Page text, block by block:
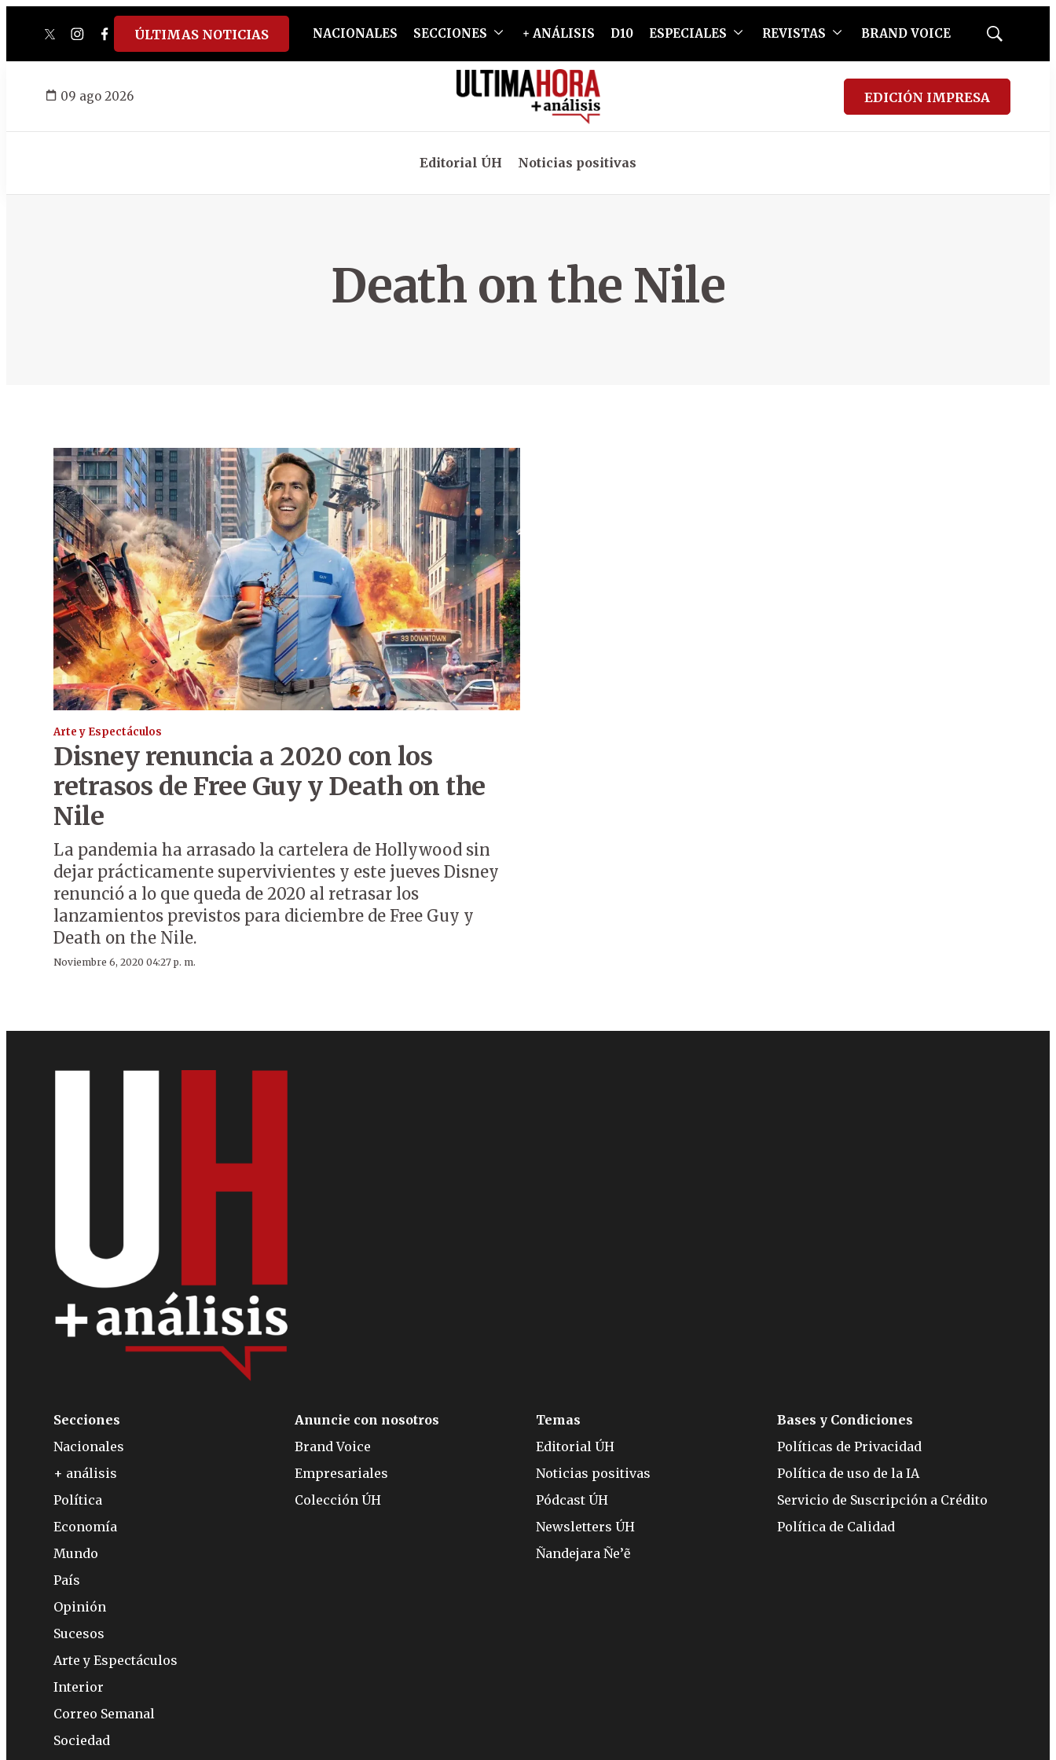
twitterinstagram
facebook
tiktokyoutube
spotify
ÚLTIMAS NOTICIAS NACIONALES SECCIONES + ANÁLISIS D10 ESPECIALES REVISTAS BRAND VOICE
Mostrar
09 ago 2026 EDICIÓN IMPRESA
Editorial ÚH Noticias positivas
Death on the Nile
Arte y Espectáculos
Disney renuncia a 2020 con los
retrasos de Free Guy y Death on the
Nile
La pandemia ha arrasado la cartelera de Hollywood sin
dejar prácticamente supervivientes y este jueves Disney
renunció a lo que queda de 2020 al retrasar los
lanzamientos previstos para diciembre de Free Guy y
Death on the Nile.
Noviembre 6, 2020 04:27 p. m.
Secciones
Nacionales
+ análisis
Política
Economía
Mundo
País
Opinión
Sucesos
Arte y Espectáculos
Interior
Correo Semanal
Sociedad
Anuncie con nosotros
Brand Voice
Empresariales
Colección ÚH
Temas
Editorial ÚH
Noticias positivas
Pódcast ÚH
Newsletters ÚH
Ñandejara Ñe’ẽ
Bases y Condiciones
Políticas de Privacidad
Política de uso de la IA
Servicio de Suscripción a Crédito
Política de Calidad